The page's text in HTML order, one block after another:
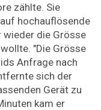
zählte. Sie
hochauflösende
die Grösse
"Die Grösse
Anfrage nach
sich der
Gerät zu
kam er